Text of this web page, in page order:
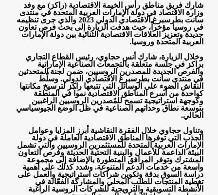
شارك فريق مناطق رأس الخيمة الاقتصادية (راكز) مع وفد
وزارة الاقتصاد في دولة الإمارات العربية المتحدة في منتدى
سانت بطرسبرغ الاقتصادي الدولي 2023 والذي جرى تنظيمه
في روسيا مؤخراً، حيث هدفت الزيارة إلى بحث فرص تعاون
جديدة وتعزيز العلاقات الاقتصادية الثنائية بين دولة الإمارات
العربية المتحدة وروسيا.
وخلال الزيارة، شارك أنس حجاوي، رئيس القطاع التجاري
براكز في جلسة متعلقة بالتجمعات الصناعية الإماراتية
والفرص الجديدة للمصدرين الروسيين، ضمن لجنة المتحدثين
في منتدى سانت بطرسبرغ الاقتصادي الدولي. وسلّط
النقاش الضوء على الوسائل التي تتبعها راكز لترسيخ مكانتها
كواحدة من أسرع المناطق الاقتصادية نمواً في المنطقة
وكوجهة استراتيجية تسمح للمُصدرين الروسيين الراغبين
بتوسعة نطاق وحداتهم الصناعية في ظل الوضع الجيوسياسي
الحالي.
وتناول حجاوي خلال الفقرة النقاشية أبرز المزايا وعوامل
الجذب التي توفرها المناطق الاقتصادية العاملة في دولة
الإمارات العربية المتحدة للمستثمرين الروسيين والتي تشمل
البيئة الداعمة للأعمال والبنية التحتية الحديثة وفرص التعاون
المشترك وتوفر المرافق المتطورة بالإضافة إلى مجموعة
واسعة من خدمات الدعم المتنوعة. وشدد كذلك على أهمية
دراسة السوق بدقة وتكوين شراكات استراتيجية والعمل على
تغطية المنتجات للطلب المحلي والمشاركة الفعّالة في
الأنشطة التسويقية والترويجية للشركات الروسية الراغبة